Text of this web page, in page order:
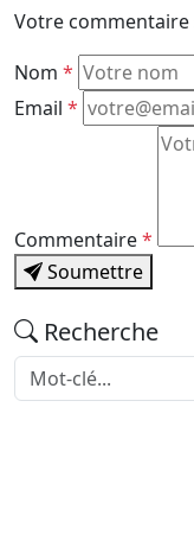
Votre
Nom *
Email *
Commentaire*
Soumettre
Recherche